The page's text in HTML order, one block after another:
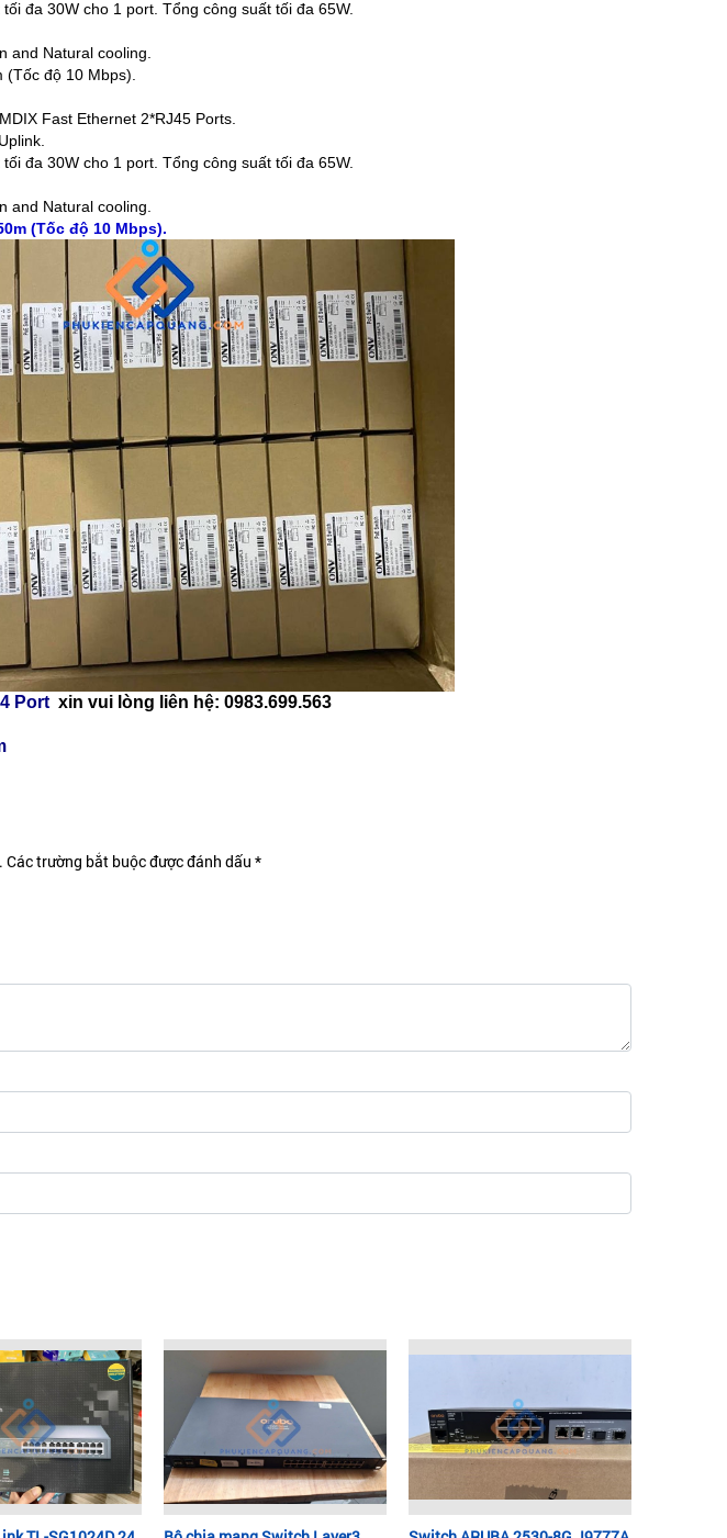
đa 30W cho 1 port. Tổng công suất tối đa 65W.
and Natural cooling.
độ 10 Mbps).
Fast Ethernet 2*RJ45 Ports.
đa 30W cho 1 port. Tổng công suất tối đa 65W.
and Natural cooling.
(Tốc độ 10 Mbps).
Port xin vui lòng liên hệ: 0983.699.563
trường bắt buộc được đánh dấu *